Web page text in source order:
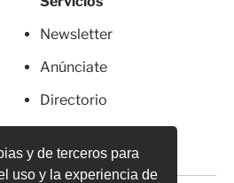
y de terceros para
uso y la experiencia de
Newsletter
Anúnciate
Directorio